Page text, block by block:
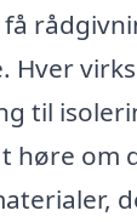
Hver
til
høre om